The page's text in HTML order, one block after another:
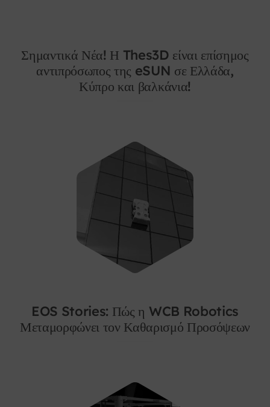
Σημαντικά Νέα! Η Thes3D είναι επίσημος
αντιπρόσωπος της eSUN σε Ελλάδα,
Κύπρο και βαλκάνια!
EOS Stories: Πώς η WCB Robotics
Μεταμορφώνει τον Καθαρισμό Προσόψεων